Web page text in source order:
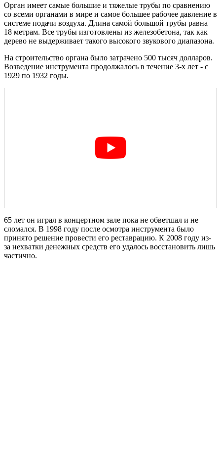
Орган имеет самые большие и тяжелые трубы по сравнению
со всеми органами в мире и самое большее рабочее давление в
системе подачи воздуха. Длина самой большой трубы равна
18 метрам. Все трубы изготовлены из железобетона, так как
дерево не выдерживает такого высокого звукового диапазона.
На строительство органа было затрачено 500 тысяч долларов.
Возведение инструмента продолжалось в течение 3-х лет - с
1929 по 1932 годы.
65 лет он играл в концертном зале пока не обветшал и не
сломался. В 1998 году после осмотра инструмента было
принято решение провести его реставрацию. К 2008 году из-
за нехватки денежных средств его удалось восстановить лишь
частично.